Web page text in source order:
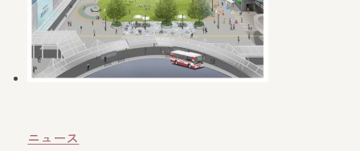
ニュース